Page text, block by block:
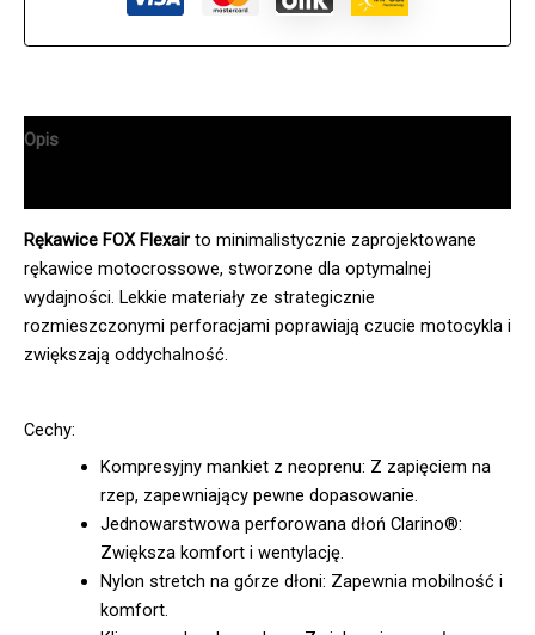
Opis
Rękawice FOX Flexair to minimalistycznie zaprojektowane
rękawice motocrossowe, stworzone dla optymalnej
wydajności. Lekkie materiały ze strategicznie
rozmieszczonymi perforacjami poprawiają czucie motocykla i
zwiększają oddychalność.
Cechy:
Kompresyjny mankiet z neoprenu: Z zapięciem na
rzep, zapewniający pewne dopasowanie.
Jednowarstwowa perforowana dłoń Clarino®:
Zwiększa komfort i wentylację.
Nylon stretch na górze dłoni: Zapewnia mobilność i
komfort.